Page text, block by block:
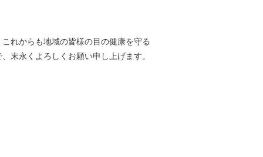
れからも地域の皆様の目の健康を守る
末永くよろしくお願い申し上げます。